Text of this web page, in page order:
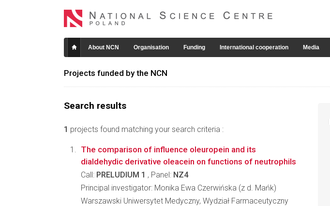
About NCN Organisation Funding International cooperation Media
Projects funded by the NCN
Search results
1 projects found matching your search criteria :
The comparison of influence oleuropein and its
dialdehydic derivative oleacein on functions of neutrophils
Call: PRELUDIUM 1 , Panel: NZ4
Principal investigator: Monika Ewa Czerwińska (z d. Mańk)
Warszawski Uniwersytet Medyczny, Wydział Farmaceutyczny